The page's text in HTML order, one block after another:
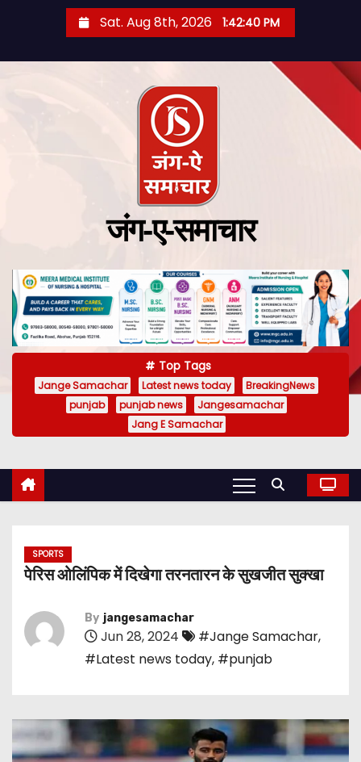
Sat. Aug 8th, 2026 1:42:41 PM
जंग-ए-समाचार
Top Tags
Jange Samachar Latest news today
BreakingNews
punjab
punjab news
Jangesamachar
Jang E Samachar
SPORTS
पेरिस ओलिंपिक में दिखेगा तरनतारन के सुखजीत सुक्खा
By jangesamachar
Jun 28, 2024 #Jange Samachar,
#Latest news today, #punjab